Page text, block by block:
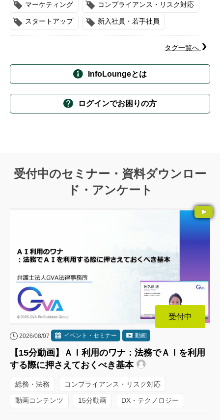
マーケティング コンプライアンス・リスク対応
スタートアップ 新入社員・若手社員
タグ一覧へ
InfoLoungeとは
ログインでお困りの方
受付中のセミナー・資料ダウンロー
ド・アンケート
受付中
2026/08/07 イベント・セミナー 動画
【15分動画】ＡＩ利用のワナ：法務でＡＩを利用
する際に押さえておくべき基本
総務・法務 コンプライアンス・リスク対応
動画コンテンツ 15分動画 DX・テクノロジー